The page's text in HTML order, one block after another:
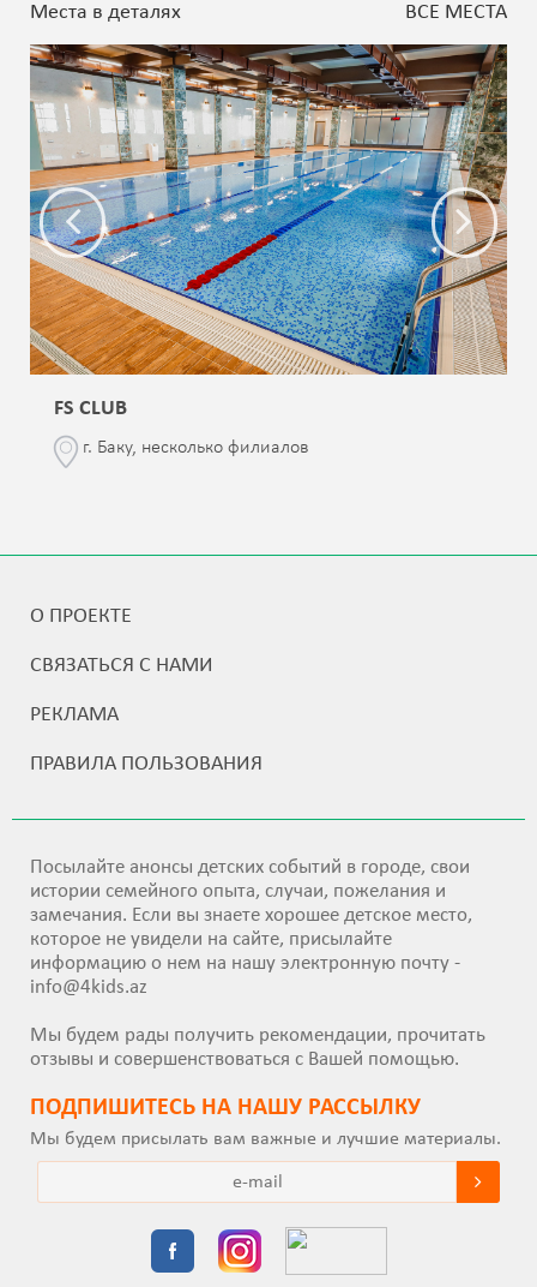
Места в деталях ВСЕ МЕСТА
FS CLUB
г. Баку, несколько филиалов
О ПРОЕКТЕ
СВЯЗАТЬСЯ С НАМИ
РЕКЛАМА
ПРАВИЛА ПОЛЬЗОВАНИЯ
Посылайте анонсы детских событий в городе, свои
истории семейного опыта, случаи, пожелания и
замечания. Если вы знаете хорошее детское место,
которое не увидели на сайте, присылайте
информацию о нем на нашу электронную почту -
info@4kids.az
Мы будем рады получить рекомендации, прочитать
отзывы и совершенствоваться с Вашей помощью.
ПОДПИШИТEСЬ НА НАШУ РАССЫЛКУ
Мы будем присылать вам важные и лучшие материалы.